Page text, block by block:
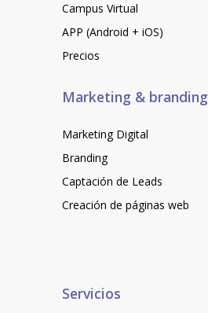
Campus Virtual
APP (Android + iOS)
Precios
Marketing & branding
Marketing Digital
Branding
Captación de Leads
Creación de páginas web
Servicios